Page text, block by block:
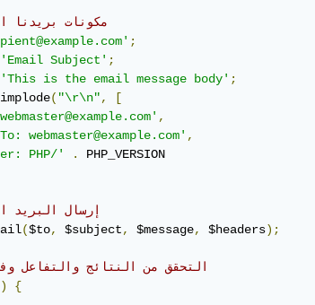
// مكونات بريدنا
;
'Email Subject' ;
'This is the email message body' ;
implode( "\r\n",
[
,
webmaster@example.com' ,
PHP/'
.
// إرسال البريد
($to, $subject, $message, $headers);
// ‫التحقق من النتائج والتفاعل
)
{